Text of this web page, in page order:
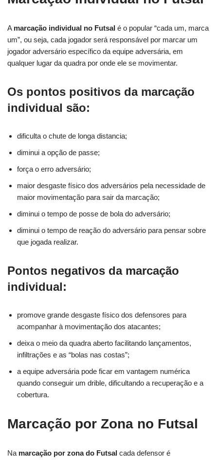
A marcação individual no Futsal é o popular “cada um, marca
um”, ou seja, cada jogador será responsável por marcar um
jogador adversário específico da equipe adversária, em
qualquer lugar da quadra por onde ele se movimentar.
Os pontos positivos da marcação
individual são:
dificulta o chute de longa distancia;
diminui a opção de passe;
força o erro adversário;
maior desgaste físico dos adversários pela necessidade de
maior movimentação para sair da marcação;
diminui o tempo de posse de bola do adversário;
diminui o tempo de reação do adversário para pensar sobre
que jogada realizar.
Pontos negativos da marcação
individual:
promove grande desgaste físico dos defensores para
acompanhar à movimentação dos atacantes;
deixa o meio da quadra aberto facilitando lançamentos,
infiltrações e as “bolas nas costas”;
a equipe adversária pode ficar em vantagem numérica
quando conseguir um drible, dificultando a recuperação e a
cobertura.
Marcação por Zona no Futsal
Na marcação por zona do Futsal cada defensor é